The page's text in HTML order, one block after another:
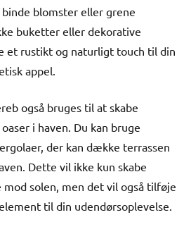
blomster eller grene
buketter eller dekorative
et rustikt og naturligt touch til din
appel.
også bruges til at skabe
i haven. Du kan bruge
der kan dække terrassen
Dette vil ikke kun skabe
mod solen, men det vil også tilføje
til din udendørsoplevelse.